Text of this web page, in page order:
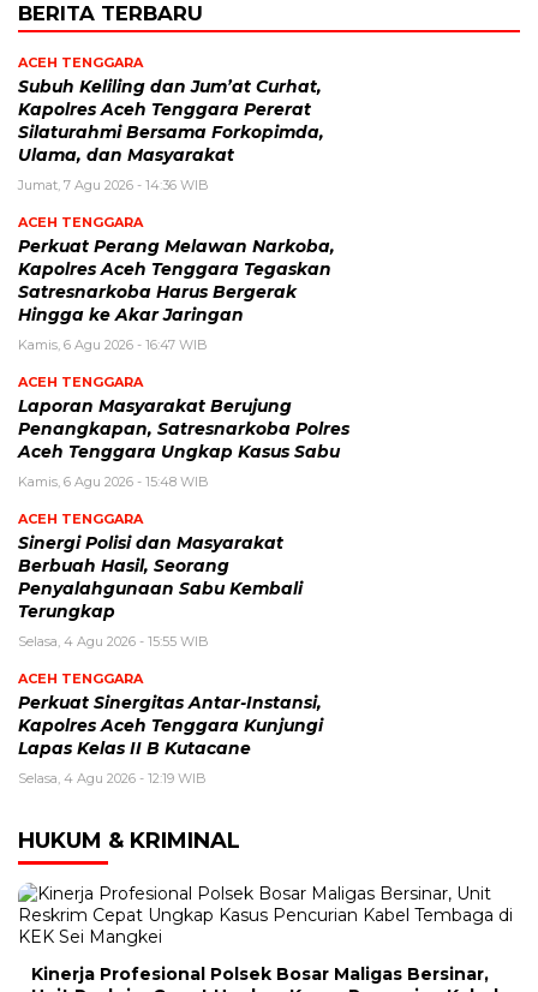
BERITA TERBARU
ACEH TENGGARA
Subuh Keliling dan Jum’at Curhat,
Kapolres Aceh Tenggara Pererat
Silaturahmi Bersama Forkopimda,
Ulama, dan Masyarakat
Jumat, 7 Agu 2026 - 14:36 WIB
ACEH TENGGARA
Perkuat Perang Melawan Narkoba,
Kapolres Aceh Tenggara Tegaskan
Satresnarkoba Harus Bergerak
Hingga ke Akar Jaringan
Kamis, 6 Agu 2026 - 16:47 WIB
ACEH TENGGARA
Laporan Masyarakat Berujung
Penangkapan, Satresnarkoba Polres
Aceh Tenggara Ungkap Kasus Sabu
Kamis, 6 Agu 2026 - 15:48 WIB
ACEH TENGGARA
Sinergi Polisi dan Masyarakat
Berbuah Hasil, Seorang
Penyalahgunaan Sabu Kembali
Terungkap
Selasa, 4 Agu 2026 - 15:55 WIB
ACEH TENGGARA
Perkuat Sinergitas Antar-Instansi,
Kapolres Aceh Tenggara Kunjungi
Lapas Kelas II B Kutacane
Selasa, 4 Agu 2026 - 12:19 WIB
HUKUM & KRIMINAL
Kinerja Profesional Polsek Bosar Maligas Bersinar,